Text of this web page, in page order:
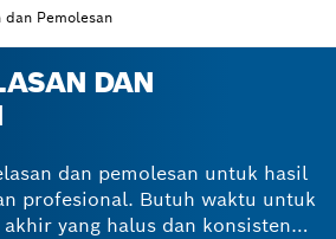
dan Pemolesan
DAN
dan pemolesan untuk hasil
profesional. Butuh waktu untuk
yang halus dan konsisten